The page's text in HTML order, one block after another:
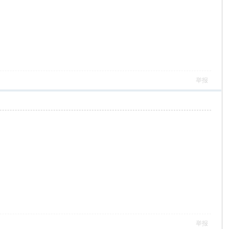
举报
举报